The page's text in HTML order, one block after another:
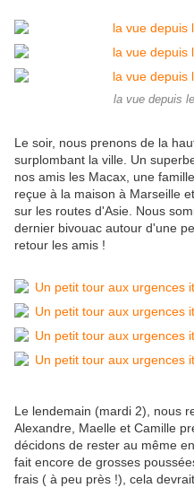
la vue depuis
Le soir, nous prenons de la
surplombant la ville. Un
nos amis les Macax, une
reçue à la maison à Marseille
sur les routes d'Asie. Nous
dernier bivouac autour d'une
retour les amis !
Le lendemain (mardi 2), nous
Alexandre, Maelle et Camille
décidons de rester au même
fait encore de grosses
frais ( à peu près !), cela